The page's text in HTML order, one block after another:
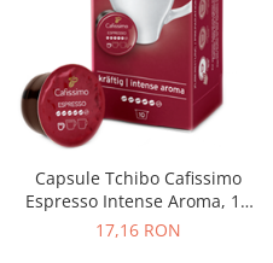
Capsule Tchibo Cafissimo
Espresso Intense Aroma, 10
buc
17,16 RON